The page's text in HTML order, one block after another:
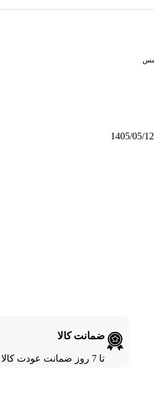
1405/05/12
ضمانت کالا
تا 7 روز ضمانت عودت کالا